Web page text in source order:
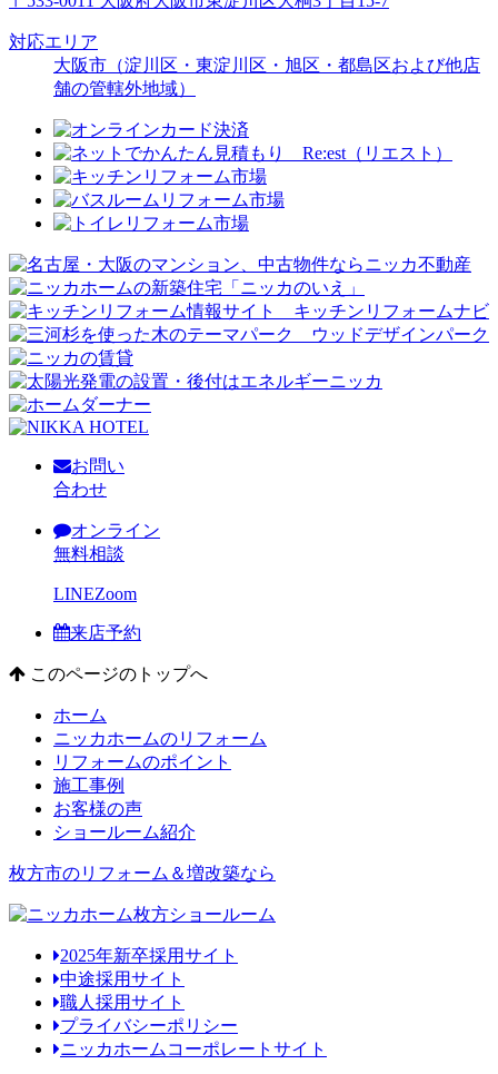
対応エリア
大阪市（淀川区・東淀川区・旭区・都島区および他店
舗の管轄外地域）
お問い
合わせ
オンライン
無料相談
LINEZoom
来店予約
このページのトップへ
ホーム
ニッカホームのリフォーム
リフォームのポイント
施工事例
お客様の声
ショールーム紹介
枚方市のリフォーム＆増改築なら
2025年新卒採用サイト
中途採用サイト
職人採用サイト
プライバシーポリシー
ニッカホームコーポレートサイト